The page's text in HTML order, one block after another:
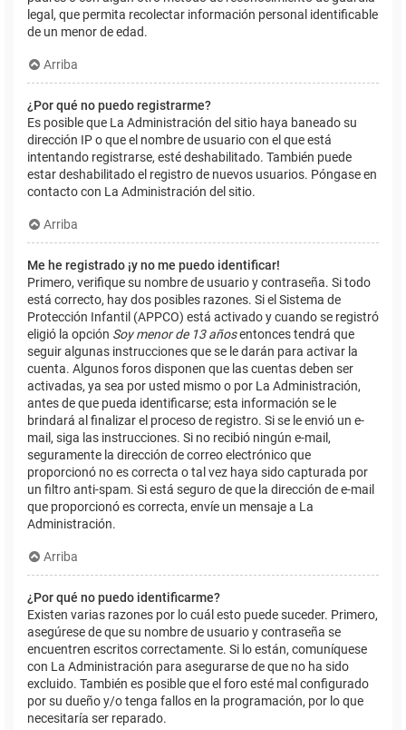
legal, que permita recolectar información personal identificable
de un menor de edad.
Arriba
¿Por qué no puedo registrarme?
Es posible que La Administración del sitio haya baneado su
dirección IP o que el nombre de usuario con el que está
intentando registrarse, esté deshabilitado. También puede
estar deshabilitado el registro de nuevos usuarios. Póngase en
contacto con La Administración del sitio.
Arriba
Me he registrado ¡y no me puedo identificar!
Primero, verifique su nombre de usuario y contraseña. Si todo
está correcto, hay dos posibles razones. Si el Sistema de
Protección Infantil (APPCO) está activado y cuando se registró
eligió la opción Soy menor de 13 añosentonces tendrá que
seguir algunas instrucciones que se le darán para activar la
cuenta. Algunos foros disponen que las cuentas deben ser
activadas, ya sea por usted mismo o por La Administración,
antes de que pueda identificarse; esta información se le
brindará al finalizar el proceso de registro. Si se le envió un e-
mail, siga las instrucciones. Si no recibió ningún e-mail,
seguramente la dirección de correo electrónico que
proporcionó no es correcta o tal vez haya sido capturada por
un filtro anti-spam. Si está seguro de que la dirección de e-mail
que proporcionó es correcta, envíe un mensaje a La
Administración.
Arriba
¿Por qué no puedo identificarme?
Existen varias razones por lo cuál esto puede suceder. Primero,
asegúrese de que su nombre de usuario y contraseña se
encuentren escritos correctamente. Si lo están, comuníquese
con La Administración para asegurarse de que no ha sido
excluido. También es posible que el foro esté mal configurado
por su dueño y/o tenga fallos en la programación, por lo que
necesitaría ser reparado.